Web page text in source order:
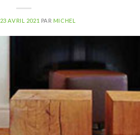
23 AVRIL 2021 PAR MICHEL